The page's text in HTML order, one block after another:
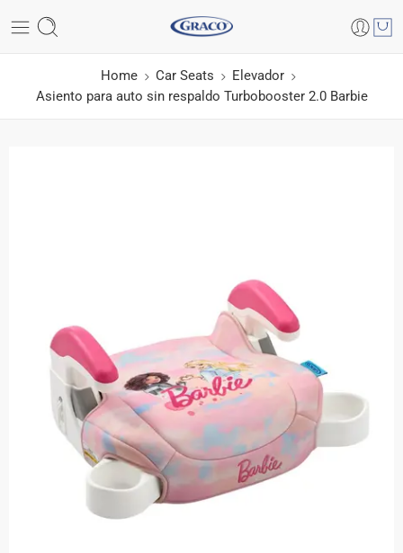
Home Car Seats
Elevador
Asiento para auto sin respaldo Turbobooster 2.0 Barbie